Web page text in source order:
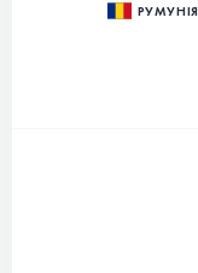
РУМУНІЯ